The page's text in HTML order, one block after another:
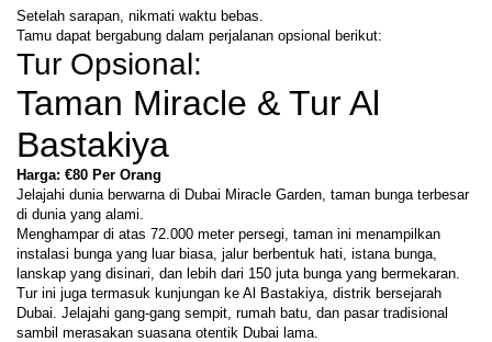
Setelah sarapan, nikmati waktu bebas.
Tamu dapat bergabung dalam perjalanan opsional berikut:
Tur Opsional:
Taman Miracle & Tur Al
Bastakiya
Harga: €80 Per Orang
Jelajahi dunia berwarna di Dubai Miracle Garden, taman bunga terbesar
di dunia yang alami.
Menghampar di atas 72.000 meter persegi, taman ini menampilkan
instalasi bunga yang luar biasa, jalur berbentuk hati, istana bunga,
lanskap yang disinari, dan lebih dari 150 juta bunga yang bermekaran.
Tur ini juga termasuk kunjungan ke Al Bastakiya, distrik bersejarah
Dubai. Jelajahi gang-gang sempit, rumah batu, dan pasar tradisional
sambil merasakan suasana otentik Dubai lama.